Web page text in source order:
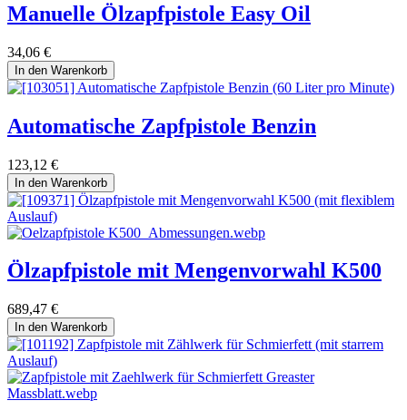
Manuelle Ölzapfpistole Easy Oil
34,06 €
In den Warenkorb
Automatische Zapfpistole Benzin
123,12 €
In den Warenkorb
Ölzapfpistole mit Mengenvorwahl K500
689,47 €
In den Warenkorb